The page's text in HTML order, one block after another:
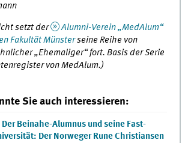
setzt der
Alumni-Verein „MedAlum“
Fakultät Münsterseine Reihe von
„Ehemaliger“ fort. Basis der Serie
von MedAlum.)
Sie auch interessieren:
Der Beinahe-Alumnus und seine Fast-
Der Norweger Rune Christiansen